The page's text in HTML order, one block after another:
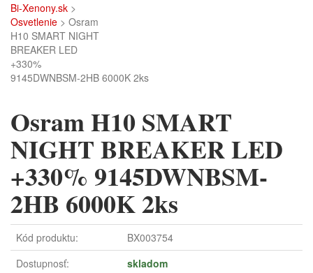
Bi-Xenony.sk >
Osvetlenie > Osram
H10 SMART NIGHT
BREAKER LED
+330%
9145DWNBSM-2HB 6000K 2ks
Osram H10 SMART
NIGHT BREAKER LED
+330% 9145DWNBSM-
2HB 6000K 2ks
Kód produktu:
BX003754
Dostupnosť:
skladom